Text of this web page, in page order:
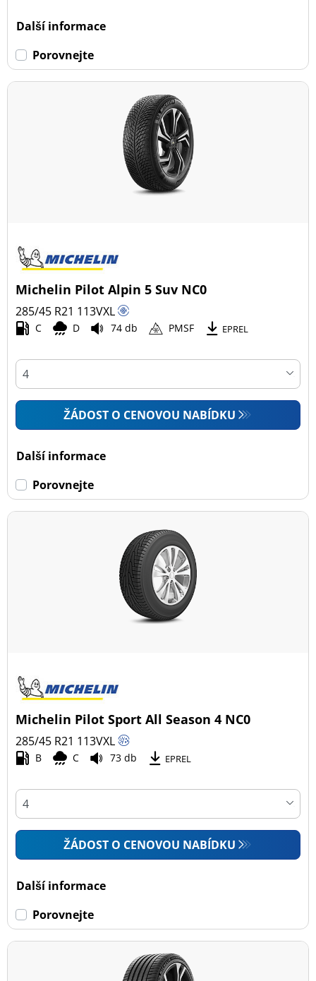
Další informace
Porovnejte
Michelin Pilot Alpin 5 Suv NC0
285/45 R21 113VXL
C D 74 db PMSF EPREL
ŽÁDOST O CENOVOU NABÍDKU
Další informace
Porovnejte
Michelin Pilot Sport All Season 4 NC0
285/45 R21 113VXL
B C 73 db EPREL
ŽÁDOST O CENOVOU NABÍDKU
Další informace
Porovnejte